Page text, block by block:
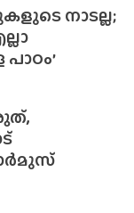
നാടല്ല;